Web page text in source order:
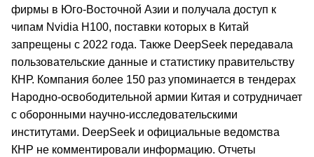
фирмы в Юго-Восточной Азии и получала доступ к
чипам Nvidia H100, поставки которых в Китай
запрещены с 2022 года. Также DeepSeek передавала
пользовательские данные и статистику правительству
КНР. Компания более 150 раз упоминается в тендерах
Народно-освободительной армии Китая и сотрудничает
с оборонными научно-исследовательскими
институтами. DeepSeek и официальные ведомства
КНР не комментировали информацию. Отчеты